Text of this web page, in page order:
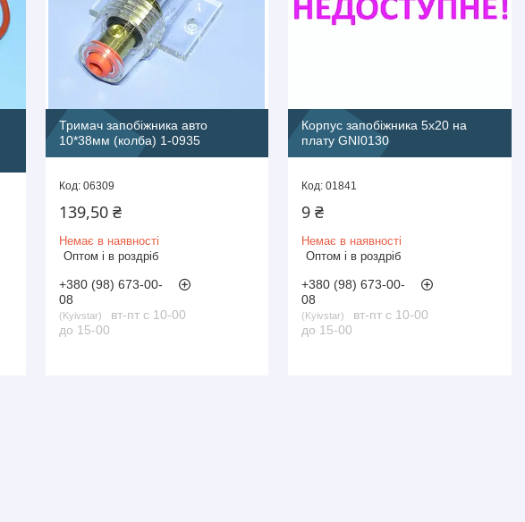
Тримач запобіжника авто
10*38мм (колба) 1-0935
06309
139,50 ₴
Немає в наявності
Оптом і в роздріб
+380 (98) 673-00-
08
Kyivstar
вт-пт с 10-00
до 15-00
Корпус запобіжника 5х20 на
плату GNI0130
01841
9 ₴
Немає в наявності
Оптом і в роздріб
+380 (98) 673-00-
08
Kyivstar
вт-пт с 10-00
до 15-00